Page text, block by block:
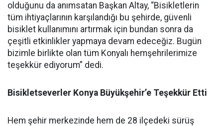
olduğunu da anımsatan Başkan Altay, “Bisikletlerin
tüm ihtiyaçlarının karşılandığı bu şehirde, güvenli
bisiklet kullanımını artırmak için bundan sonra da
çeşitli etkinlikler yapmaya devam edeceğiz. Bugün
bizimle birlikte olan tüm Konyalı hemşehrilerimize
teşekkür ediyorum” dedi.
Bisikletseverler Konya Büyükşehir’e Teşekkür Etti
Hem şehir merkezinde hem de 28 ilçedeki sürüş